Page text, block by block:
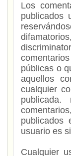
Los
publicados
públicas o
aquellos
cualquier
usuario es
Cualquier